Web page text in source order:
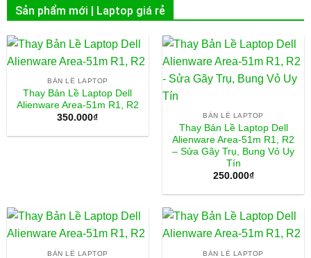
Sản phẩm mới | Laptop giá rẻ
BẢN LỀ LAPTOP
Thay Bản Lề Laptop Dell
Alienware Area-51m R1, R2
350.000₫ BẢN LỀ LAPTOP
Thay Bản Lề Laptop Dell
Alienware Area-51m R1, R2
– Sửa Gãy Trụ, Bung Vỏ Uy
Tín
250.000₫
BẢN LỀ LAPTOP BẢN LỀ LAPTOP